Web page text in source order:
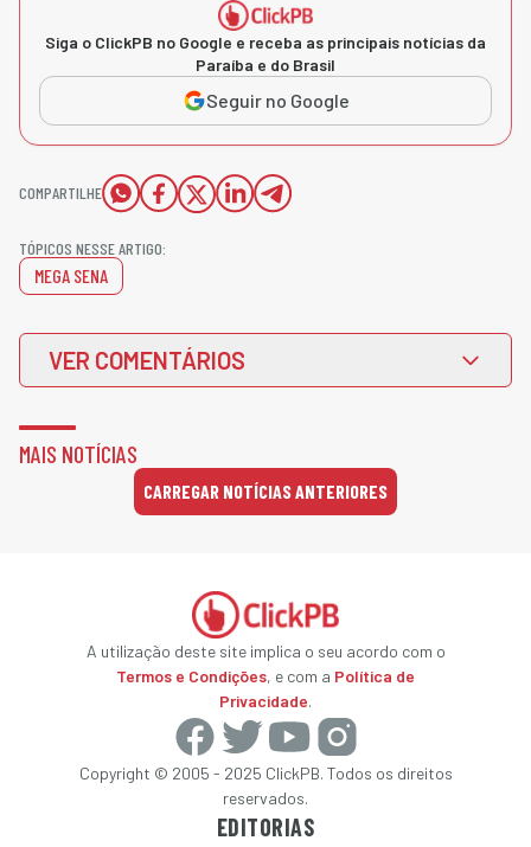
Siga o ClickPB no Google e receba as principais notícias da
Paraíba e do Brasil
Seguir no Google
COMPARTILHE
TÓPICOS NESSE ARTIGO:
MEGA SENA
VER COMENTÁRIOS
MAIS NOTÍCIAS
CARREGAR NOTÍCIAS ANTERIORES
A utilização deste site implica o seu acordo com o
Termos e Condições, e com a Política de
Privacidade.
Copyright © 2005 - 2025 ClickPB. Todos os direitos
reservados.
EDITORIAS